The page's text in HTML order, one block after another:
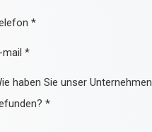
*
mail *
haben Sie unser Unternehmen
*